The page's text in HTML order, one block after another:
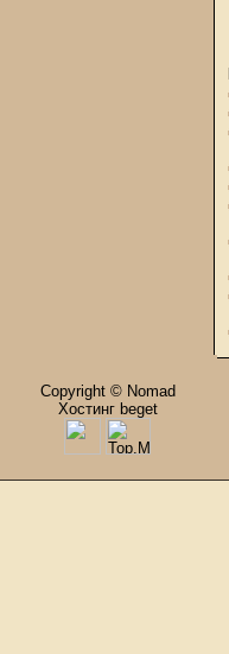
Copyright © Nomad
Хостинг beget